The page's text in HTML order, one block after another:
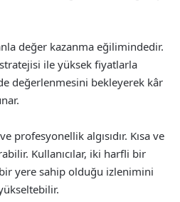
değer kazanma eğilimindedir.
ile yüksek fiyatlarla
değerlenmesini bekleyerek kâr
algısıdır. Kısa ve
Kullanıcılar, iki harfli bir
yere sahip olduğu izlenimini